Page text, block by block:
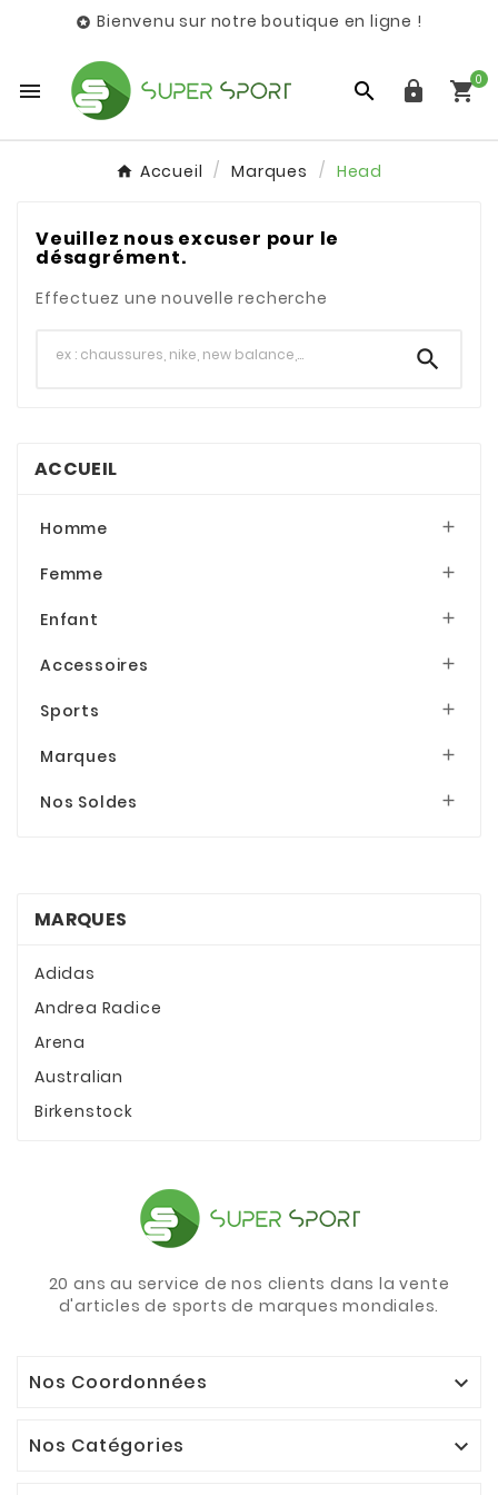
 Bienvenu sur notre boutique en ligne !
   0
Accueil Marques Head
Veuillez nous excuser pour le
désagrément.
Effectuez une nouvelle recherche

ACCUEIL
Homme 
Femme 
Enfant 
Accessoires 
Sports 
Marques 
Nos Soldes 
MARQUES
Adidas
Andrea Radice
Arena
Australian
Birkenstock
20 ans au service de nos clients dans la vente
d'articles de sports de marques mondiales.
Nos Coordonnées 
Nos Catégories 